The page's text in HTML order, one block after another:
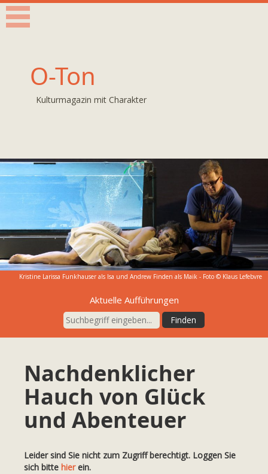
O-Ton
Kulturmagazin mit Charakter
Kristine Larissa Funkhauser als Isa und Andrew Finden als Maik - Foto © Klaus Lefebvre
Aktuelle Aufführungen
Nachdenklicher
Hauch von Glück
und Abenteuer
Leider sind Sie nicht zum Zugriff berechtigt. Loggen Sie
sich bitte hierein.